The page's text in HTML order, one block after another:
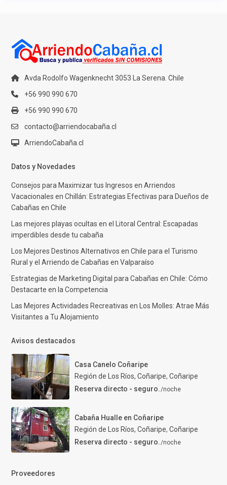
Avda Rodolfo Wagenknecht 3053 La Serena. Chile
+56 990 990 670
+56 990 990 670
contacto@arriendocabaña.cl
ArriendoCabaña.cl
Datos y Novedades
Consejos para Maximizar tus Ingresos en Arriendos
Vacacionales en Chillán: Estrategias Efectivas para Dueños de
Cabañas en Chile
Las mejores playas ocultas en el Litoral Central: Escapadas
imperdibles desde tu cabaña
Los Mejores Destinos Alternativos en Chile para el Turismo
Rural y el Arriendo de Cabañas en Valparaíso
Estrategias de Marketing Digital para Cabañas en Chile: Cómo
Destacarte en la Competencia
Las Mejores Actividades Recreativas en Los Molles: Atrae Más
Visitantes a Tu Alojamiento
Avisos destacados
Casa Canelo Coñaripe
Región de Los Ríos, Coñaripe, Coñaripe
Reserva directo - seguro./noche
Cabaña Hualle en Coñaripe
Región de Los Ríos, Coñaripe, Coñaripe
Reserva directo - seguro./noche
Proveedores